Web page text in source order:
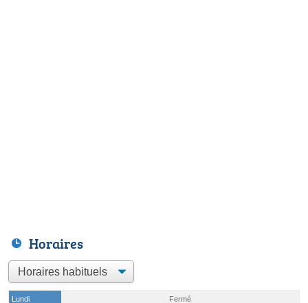
Horaires
Lundi
Fermé